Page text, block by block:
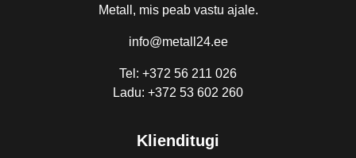
Metall, mis peab vastu ajale.
info@metall24.ee
Tel: +372 56 211 026
Ladu: +372 53 602 260
Klienditugi